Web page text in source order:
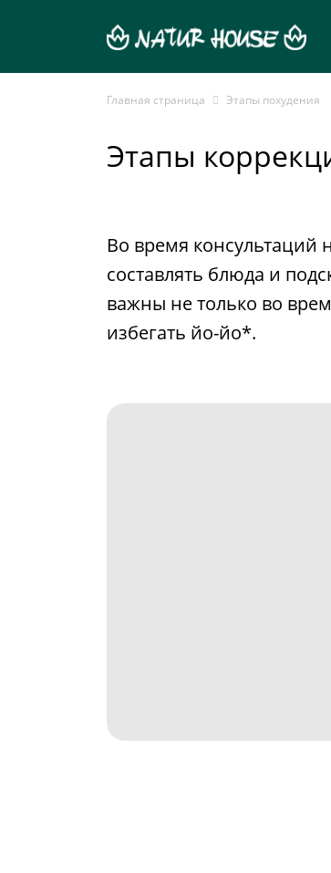
Главная страница Этапы похудения
Этапы
Во время консультаций
составлять блюда и
важны не только во
избегать йо-йо*.